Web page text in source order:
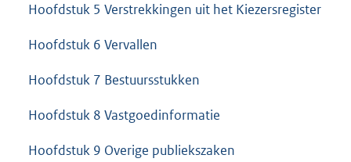
Hoofdstuk 5 Verstrekkingen uit het Kiezersregister
Hoofdstuk 6 Vervallen
Hoofdstuk 7 Bestuursstukken
Hoofdstuk 8 Vastgoedinformatie
Hoofdstuk 9 Overige publiekszaken